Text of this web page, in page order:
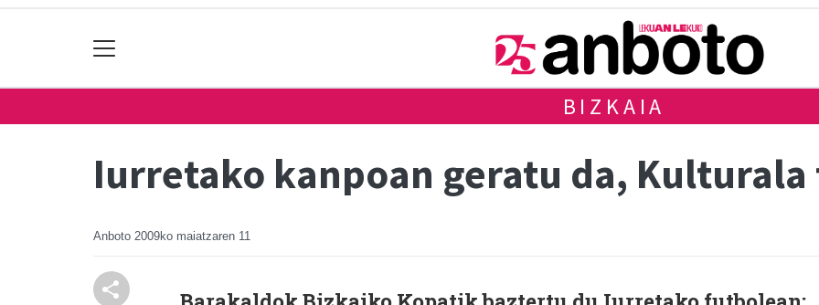
BIZKAIA
Iurretako kanpoan geratu da,
Anboto 2009ko maiatzaren 11